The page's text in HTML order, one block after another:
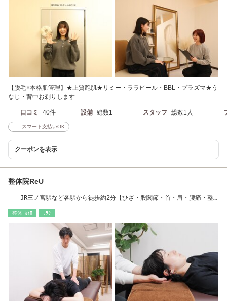
【脱毛×本格肌管理】★上質艶肌★リミー・ララピール・BBL・プラズマ★う
なじ・背中お剃りします
口コミ 40件 設備 総数1 スタッフ 総数1人
スマート支払いOK
クーポンを表示
整体院ReU
JR三ノ宮駅など各駅から徒歩約2分【ひざ・股関節・首・肩・腰痛・整
整体･ｶｲﾛ ﾘﾗｸ